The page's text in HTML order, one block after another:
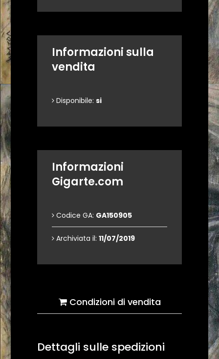
Informazioni sulla
vendita
Disponibile: si
Informazioni
Gigarte.com
Codice GA: GA150905
Archiviata il: 11/07/2019
Condizioni di vendita
Dettagli sulle spedizioni